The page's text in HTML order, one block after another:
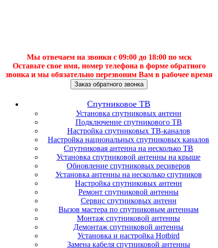
Мы отвечаем на звонки с 09:00 до 18:00 по мск
Оставьте свое имя, номер телефона в форме обратного
звонка и мы обязательно перезвоним Вам в рабочее время
Заказ обратного звонка
Спутниковое ТВ
Установка спутниковых антенн
Подключение спутникового ТВ
Настройка спутниковых ТВ-каналов
Настройка национальных спутниковых каналов
Спутниковая антенна на несколько ТВ
Установка спутниковой антенны на крыше
Обновление спутниковых ресиверов
Установка антенны на несколько спутников
Настройка спутниковых антенн
Ремонт спутниковой антенны
Сервис спутниковых антенн
Вызов мастера по спутниковым антеннам
Монтаж спутниковой антенны
Демонтаж спутниковой антенны
Установка и настройка Hotbird
Замена кабеля спутниковой антенны